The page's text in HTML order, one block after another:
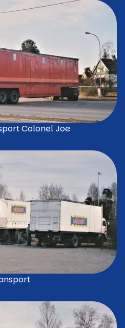
Colonel Joe